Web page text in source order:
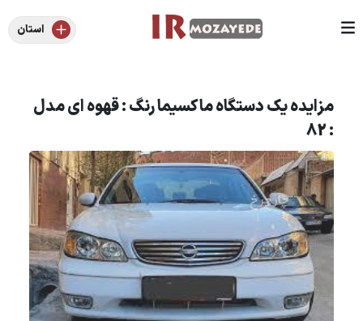
استان
مزایده یک دستگاه ماکسیما رنگ : قهوه ای مدل
: 82